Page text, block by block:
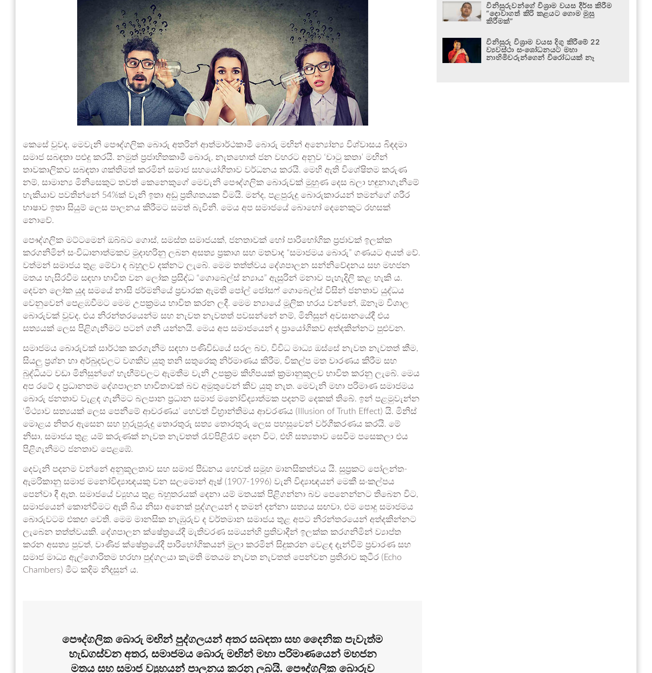
කෙසේ වුවද, මෙවැනි පෞද්ගලික බොරු අතරින් ආත්මාර්ථකාමී බොරු මඟින් අන්‍යෝන්‍ය විශ්වාසය බිඳදමා
සමාජ සබඳතා පළුදු කරයි. නමුත් ප්‍රජාහිතකාමී බොරු, නැතහොත් ජන වහරට අනුව ‘චාටු කතා’ මඟින්
තාවකාලිකව සබඳතා ශක්තිමත් කරමින් සමාජ සහයෝගීතාව වර්ධනය කරයි. මෙහි ඇති විශේෂිතම කරුණ
නම්, සාමාන්‍ය මිනිසෙකුට තවත් කෙනෙකුගේ මෙවැනි පෞද්ගලික බොරුවක් මුහුණ දෙස බලා හඳුනාගැනීමේ
හැකියාව පවතින්නේ 54%ක් වැනි ඉතා අඩු ප්‍රතිශතයක වීමයි. මන්ද, පළපුරුදු බොරුකාරයන් තමන්ගේ ශරීර
භාෂාව ඉතා සියුම් ලෙස පාලනය කිරීමට සමත් බැවිනි. මෙය අප සමාජයේ බොහෝ දෙනෙකුට රහසක්
නොවේ.
පෞද්ගලික මට්ටමෙන් ඔබ්බට ගොස්, සමස්ත සමාජයක්, ජනතාවක් හෝ පාරිභෝගික ප්‍රජාවක් ඉලක්ක
කරගනිමින් සංවිධානාත්මකව මුදාහරිනු ලබන අසත්‍ය ප්‍රකාශ සහ මතවාද “සමාජමය බොරු” ගණයට අයත් වේ.
වත්මන් සමාජය තුළ මේවා ද බහුලව දක්නට ලැබේ. මෙම තත්ත්වය දේශපාලන සන්නිවේදනය සහ මහජන
මතය හැසිරවීම සඳහා භාවිත වන ලෝක ප්‍රසිද්ධ “ගොබෙල්ස් න්‍යාය” ඇසුරින් මනාව පැහැදිලි කළ හැකි ය.
දෙවන ලෝක යුද සමයේ නාසි ජර්මනියේ ප්‍රචාරක ඇමති පෝල් ජෝසෆ් ගොබෙල්ස් විසින් ජනතාව යුද්ධය
වෙනුවෙන් පෙළඹවීමට මෙම උපක්‍රමය භාවිත කරන ලදී. මෙම න්‍යායේ මූලික හරය වන්නේ, ඕනෑම විශාල
බොරුවක් වුවද, එය නිරන්තරයෙන්ම සහ නැවත නැවතත් පවසන්නේ නම්, මිනිසුන් අවසානයේදී එය
සත්‍යයක් ලෙස පිළිගැනීමට පටන් ගනී යන්නයි. මෙය අප සමාජයෙන් ද ප්‍රායෝගිකව අත්දකින්නට පුළුවන.
සමාජමය බොරුවක් සාර්ථක කරගැනීම සඳහා පණිවිඩයේ සරල බව, විවිධ මාධ්‍ය ඔස්සේ නැවත නැවතත් කීම,
සියලු ප්‍රශ්න හා අර්බුදවලට වගකිව යුතු තනි සතුරෙකු නිර්මාණය කිරීම, විකල්ප මත වාරණය කිරීම සහ
බුද්ධියට වඩා මිනිසුන්ගේ හැඟීම්වලට ඇමතීම වැනි උපක්‍රම කිහිපයක් ක්‍රමානුකූලව භාවිත කරනු ලැබේ. මෙය
අප රටේ ද ප්‍රධානතම දේශපාලන භාවිතාවක් බව අමුතුවෙන් කිව යුතු නැත. මෙවැනි මහා පරිමාණ සමාජමය
බොරු ජනතාව වැළඳ ගැනීමට බලපාන ප්‍රධාන සමාජ මනෝවිද්‍යාත්මක පදනම් දෙකක් තිබේ. ඉන් පළමුවැන්න
‘මිථ්‍යාව සත්‍යයක් ලෙස පෙනීමේ ආචරණය’ හෙවත් විභ්‍රාන්තිමය ආචරණය (Illusion of Truth Effect) යි. මිනිස්
මොළය නිතර ඇසෙන සහ හුරුපුරුදු තොරතුරු සත්‍ය තොරතුරු ලෙස පහසුවෙන් වර්ගීකරණය කරයි. මේ
නිසා, සමාජය තුළ යම් කරුණක් නැවත නැවතත් රැව්පිළිරැව් දෙන විට, එහි සත්‍යතාව සෙවීම පසෙකලා එය
පිළිගැනීමට ජනතාව පෙළඹේ.
දෙවැනි පදනම වන්නේ අනුකූලතාව සහ සමාජ පීඩනය හෙවත් සමූහ මානසිකත්වය යි. සුප්‍රකට පෝලන්ත-
ඇමරිකානු සමාජ මනෝවිද්‍යාඥයකු වන සලමොන් ඈෂ් (1907-1996) වැනි විද්‍යාඥයන් මෙකී සංකල්පය
පෙන්වා දී ඇත. සමාජයේ ව්‍යුහය තුළ බහුතරයක් දෙනා යම් මතයක් පිළිගන්නා බව පෙනෙන්නට තිබෙන විට,
සමාජයෙන් කොන්වීමට ඇති බිය නිසා අනෙක් පුද්ගලයන් ද තමන් දන්නා සත්‍යය සඟවා, එම පොදු සමාජමය
බොරුවටම එකඟ වෙති. මෙම මානසික නැඹුරුව ද වර්තමාන සමාජය තුළ අපට නිරන්තරයෙන් අත්දකින්නට
ලැබෙන තත්ත්වයකි. දේශපාලන ක්ෂේත්‍රයේදී මැතිවරණ සමයන්හි ප්‍රතිවාදීන් ඉලක්ක කරගනිමින් ව්‍යාප්ත
කරන අසත්‍ය පුවත්, වාණිජ ක්ෂේත්‍රයේදී පාරිභෝගිකයන් මුලා කරමින් සිදුකරන වෙළඳ දැන්වීම් ප්‍රචාරණ සහ
සමාජ මාධ්‍ය ඇල්ගොරිතම හරහා පුද්ගලයා කැමති මතයම නැවත නැවතත් පෙන්වන ප්‍රතිරාව කුටීර (Echo
Chambers) මීට කදිම නිදසුන් ය.
පෞද්ගලික බොරු මඟින් පුද්ගලයන් අතර සබඳතා සහ දෛනික පැවැත්ම
හැඩගස්වන අතර, සමාජමය බොරු මඟින් මහා පරිමාණයෙන් මහජන
මතය සහ සමාජ ව්‍යුහයන් පාලනය කරනු ලබයි. පෞද්ගලික බොරුව
විනිසුරුවන්ගේ විශ්‍රාම වයස දීර්ඝ කිරීම
“දොවාගත් කිරි කළයට ගොම මුසු
කිරීමක්”
විනිසුරු විශ්‍රාම වයස දිගු කිරීමේ 22
ව්‍යවස්ථා සංශෝධනයට මහා
නාහිමිවරුන්ගෙන් විරෝධයක් නෑ